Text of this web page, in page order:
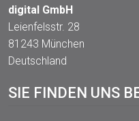
digital GmbH
Leienfelsstr. 28
81243 München
Deutschland
SIE FINDEN UNS